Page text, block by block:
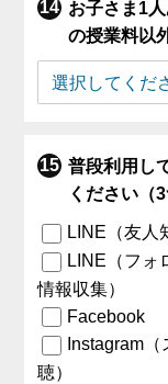
お子さま1
の授業料以
普段利用し
ください（3
LINE（友人
LINE（フォ
情報収集）
Facebook
Instagram
聴）